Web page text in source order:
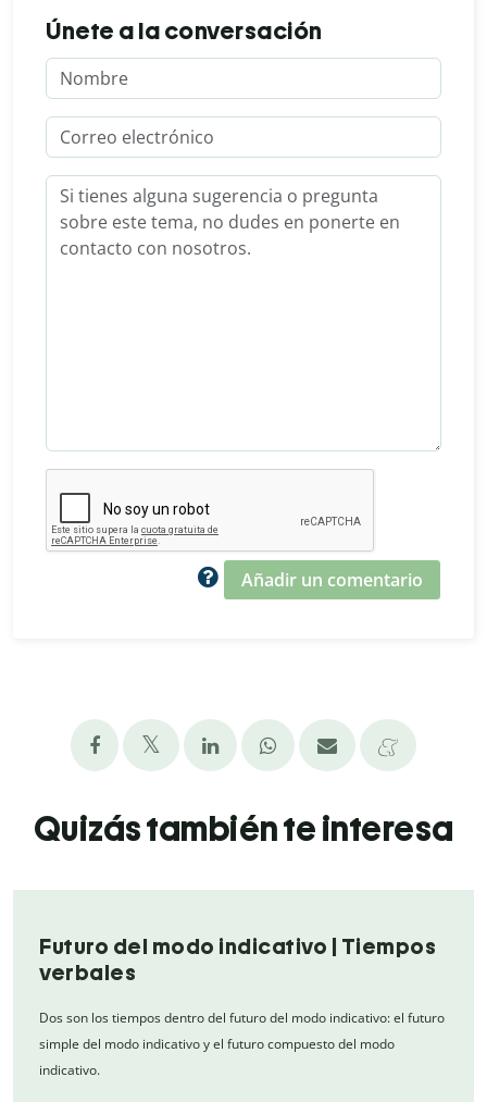
Únete a la conversación
Añadir un comentario
Quizás también te interesa
Futuro del modo indicativo | Tiempos
verbales
Dos son los tiempos dentro del futuro del modo indicativo: el futuro
simple del modo indicativo y el futuro compuesto del modo
indicativo.